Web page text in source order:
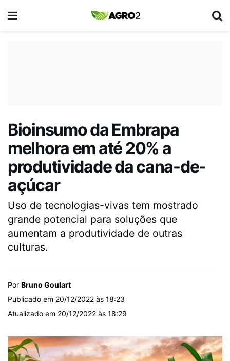
Bioinsumo da Embrapa
melhora em até 20% a
produtividade da cana-de-
açúcar
Uso de tecnologias-vivas tem mostrado
grande potencial para soluções que
aumentam a produtividade de outras
culturas.
Por Bruno Goulart
Publicado em 20/12/2022 às 18:23
Atualizado em 20/12/2022 às 18:29